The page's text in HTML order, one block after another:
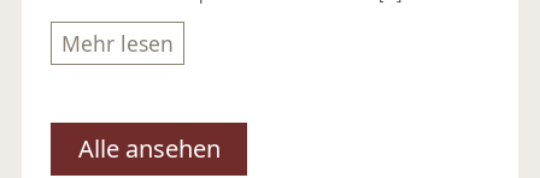
Mehr lesen
Alle ansehen